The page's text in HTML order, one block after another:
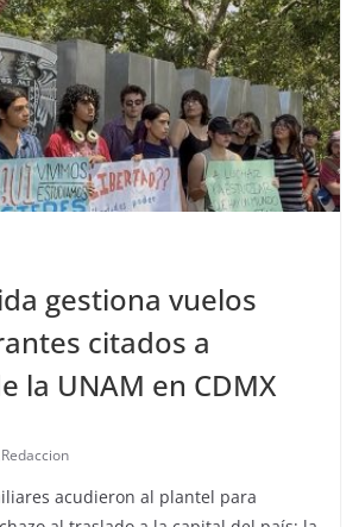
gestiona vuelos
citados a
la UNAM en CDMX
Redaccion
acudieron al plantel para